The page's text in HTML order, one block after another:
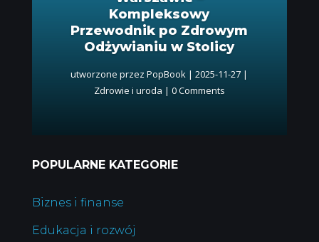
Kompleksowy
Przewodnik po Zdrowym
Odżywianiu w Stolicy
utworzone przezPopBook |2025-11-27 |
Zdrowie i uroda | 0 Comments
POPULARNE KATEGORIE
Biznes i finanse
Edukacja i rozwój